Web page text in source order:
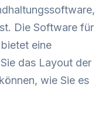
Die Software für
eine
das Layout der
wie Sie es